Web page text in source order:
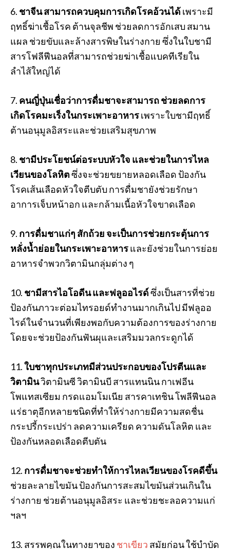
6. ชาจีนสามารถควบคุมการเกิดโรคอ้วนได้เพราะมี
ฤทธิ์ฆ่าเชื้อโรค ต้านจุลชีพ ช่วยลดการอักเสบ สมาน
แผล ช่วยขับและล้างสารพิษในร่างกาย ซึ่งในใบชามี
สารโฟลีฟีนอลที่สามารถช่วยฆ่าเชื้อแบคทีเรียใน
ลำไส้ใหญ่ได้
7. คนญี่ปุ่นเชื่อว่าการดื่มชาจะสามารถช่วยลดการ
เกิดโรคมะเร็งในกระเพาะอาหารเพราะใบชามีฤทธิ์
ต้านอนุมูลอิสระและช่วยเสริมสุขภาพ
8. ชามีประโยชน์ต่อระบบหัวใจ และช่วยในการไหล
เวียนของโลหิตซึ่งจะช่วยขยายหลอดเลือด ป้องกัน
โรคเส้นเลือดหัวใจตีบตับ การดื่มชายังช่วยรักษา
อาการเจ็บหน้าอก และกล้ามเนื้อหัวใจขาดเลือด
9. การดื่มชาแก่ๆ สักถ้วย จะเป็นการช่วยกระตุ้นการ
หลั่งน้ำย่อยในกระเพาะอาหารและยังช่วยในการย่อย
อาหารจำพวกวิตามินกลุ่มต่าง ๆ
10. ชามีสารไอโอดีน และฟลูออไรด์ซึ่งเป็นสารที่ช่วย
ป้องกันภาวะต่อมไทรอยด์ทำงานมากเกินไป มีฟลูออ
ไรด์ในจำนวนที่เพียงพอกับความต้องการของร่างกาย
โดยจะช่วยป้องกันฟันผุและเสริมมวลกระดูกได้
11.ใบชาทุกประเภทมีส่วนประกอบของโปรตีนและ
วิตามินวิตามินซี วิตามินบี สารแทนนิน กาเฟอีน
โพแทสเซียม กรดแอมโมเนีย สารคาเทชิน โพลีฟีนอล
แร่ธาตุอีกหลายชนิดที่ทำให้ร่างกายมีความสดชื่น
กระปรี้กระเปร่า ลดความเครียด ความดันโลหิต และ
ป้องกันหลอดเลือดตีบตัน
12. การดื่มชาจะช่วยทำให้การไหลเวียนของโรคดีขึ้น
ช่วยละลายไขมัน ป้องกันการสะสมไขมันส่วนเกินใน
ร่างกาย ช่วยต้านอนุมูลอิสระ และช่วยชะลอความแก่
ฯลฯ
13. สรรพคุณในทางยาของ ชาเขียว สมัยก่อน ใช้บำบัด